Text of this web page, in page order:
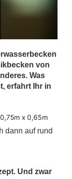
von
Was
erfahrt Ihr in
x 0,65m
dann auf rund
Und zwar